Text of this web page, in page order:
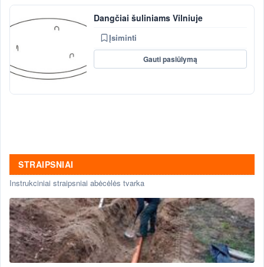
Dangčiai šuliniams Vilniuje
Įsiminti
Gauti pasiūlymą
STRAIPSNIAI
Instrukciniai straipsniai abėcėlės tvarka